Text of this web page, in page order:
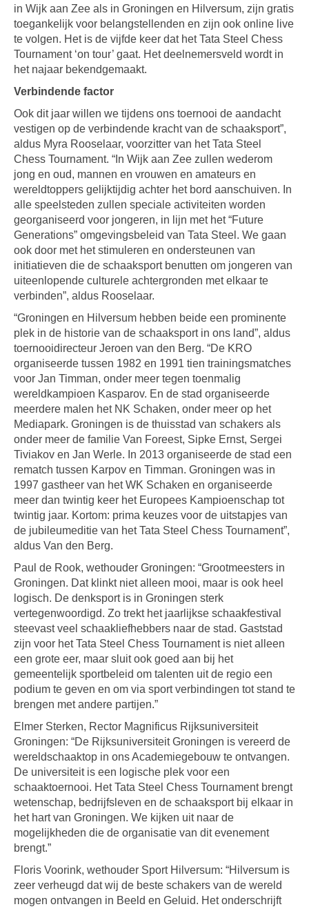
in Wijk aan Zee als in Groningen en Hilversum, zijn gratis
toegankelijk voor belangstellenden en zijn ook online live
te volgen. Het is de vijfde keer dat het Tata Steel Chess
Tournament ‘on tour’ gaat. Het deelnemersveld wordt in
het najaar bekendgemaakt.
Verbindende factor
Ook dit jaar willen we tijdens ons toernooi de aandacht
vestigen op de verbindende kracht van de schaaksport”,
aldus Myra Rooselaar, voorzitter van het Tata Steel
Chess Tournament. “In Wijk aan Zee zullen wederom
jong en oud, mannen en vrouwen en amateurs en
wereldtoppers gelijktijdig achter het bord aanschuiven. In
alle speelsteden zullen speciale activiteiten worden
georganiseerd voor jongeren, in lijn met het “Future
Generations” omgevingsbeleid van Tata Steel. We gaan
ook door met het stimuleren en ondersteunen van
initiatieven die de schaaksport benutten om jongeren van
uiteenlopende culturele achtergronden met elkaar te
verbinden”, aldus Rooselaar.
“Groningen en Hilversum hebben beide een prominente
plek in de historie van de schaaksport in ons land”, aldus
toernooidirecteur Jeroen van den Berg. “De KRO
organiseerde tussen 1982 en 1991 tien trainingsmatches
voor Jan Timman, onder meer tegen toenmalig
wereldkampioen Kasparov. En de stad organiseerde
meerdere malen het NK Schaken, onder meer op het
Mediapark. Groningen is de thuisstad van schakers als
onder meer de familie Van Foreest, Sipke Ernst, Sergei
Tiviakov en Jan Werle. In 2013 organiseerde de stad een
rematch tussen Karpov en Timman. Groningen was in
1997 gastheer van het WK Schaken en organiseerde
meer dan twintig keer het Europees Kampioenschap tot
twintig jaar. Kortom: prima keuzes voor de uitstapjes van
de jubileumeditie van het Tata Steel Chess Tournament”,
aldus Van den Berg.
Paul de Rook, wethouder Groningen: “Grootmeesters in
Groningen. Dat klinkt niet alleen mooi, maar is ook heel
logisch. De denksport is in Groningen sterk
vertegenwoordigd. Zo trekt het jaarlijkse schaakfestival
steevast veel schaakliefhebbers naar de stad. Gaststad
zijn voor het Tata Steel Chess Tournament is niet alleen
een grote eer, maar sluit ook goed aan bij het
gemeentelijk sportbeleid om talenten uit de regio een
podium te geven en om via sport verbindingen tot stand te
brengen met andere partijen.”
Elmer Sterken, Rector Magnificus Rijksuniversiteit
Groningen: “De Rijksuniversiteit Groningen is vereerd de
wereldschaaktop in ons Academiegebouw te ontvangen.
De universiteit is een logische plek voor een
schaaktoernooi. Het Tata Steel Chess Tournament brengt
wetenschap, bedrijfsleven en de schaaksport bij elkaar in
het hart van Groningen. We kijken uit naar de
mogelijkheden die de organisatie van dit evenement
brengt.”
Floris Voorink, wethouder Sport Hilversum: “Hilversum is
zeer verheugd dat wij de beste schakers van de wereld
mogen ontvangen in Beeld en Geluid. Het onderschrijft